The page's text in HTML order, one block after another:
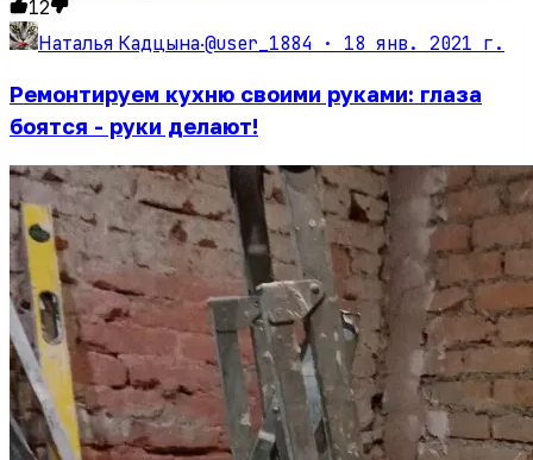
12
Наталья Кадцына·@user_1884 · 18 янв. 2021 г.
Ремонтируем кухню своими руками: глаза
боятся - руки делают!